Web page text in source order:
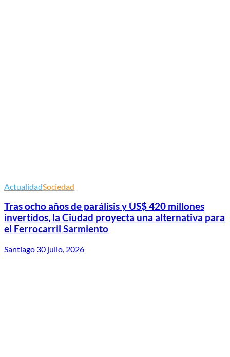
ActualidadSociedad
Tras ocho años de parálisis y US$ 420 millones
invertidos, la Ciudad proyecta una alternativa para
el Ferrocarril Sarmiento
Santiago 30 julio, 2026